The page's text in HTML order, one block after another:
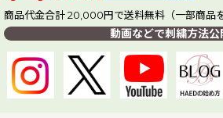
商品代金合計 20,000円で送料無料（一部商品を
動画などで刺繍方法公